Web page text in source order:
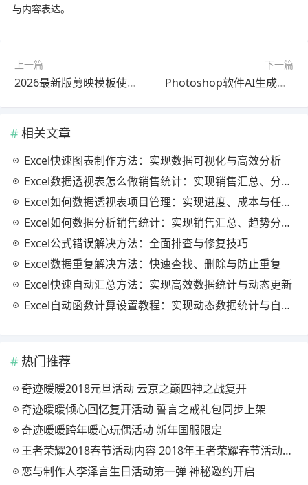
与内容表达。
上一篇
2026最新版剪映模板使用操作教程教程｜零基础入门
下一篇
Photoshop软件AI生成怎么做？2026最新版使用教程（最新方法）
相关文章
Excel快速图表制作方法：实现数据可视化与高效分析
Excel数据透视表怎么做销售统计：实现销售汇总、分析与动态监控
Excel如何数据透视表项目管理：实现进度、成本与任务的高效分析
Excel如何数据分析销售统计：实现销售汇总、趋势分析与业绩优化
Excel公式错误解决方法：全面排查与修复技巧
Excel数据重复解决方法：快速查找、删除与防止重复
Excel快速自动汇总方法：实现高效数据统计与动态更新
Excel自动函数计算设置教程：实现动态数据统计与自动更新
热门推荐
奇迹暖暖2018元旦活动 云京之巅四神之战复开
奇迹暖暖倾心回忆复开活动 誓言之戒礼包同步上架
奇迹暖暖跨年暖心玩偶活动 新年国服限定
王者荣耀2018春节活动内容 2018年王者荣耀春节活动大全
恋与制作人李泽言生日活动第一弹 神秘邀约开启